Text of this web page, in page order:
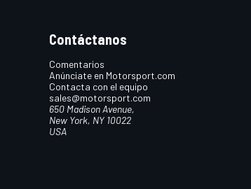
Contáctanos
Comentarios
Anúnciate en Motorsport.com
Contacta con el equipo
sales@motorsport.com
650 Madison Avenue,
New York, NY 10022
USA